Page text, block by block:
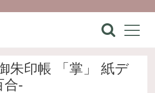
朱印帳 「掌」 紙デ
合-